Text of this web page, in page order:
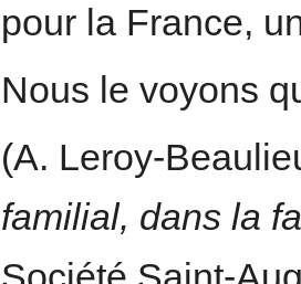
pour la France,
Nous le voyons
(A. Leroy-
familial, dans la